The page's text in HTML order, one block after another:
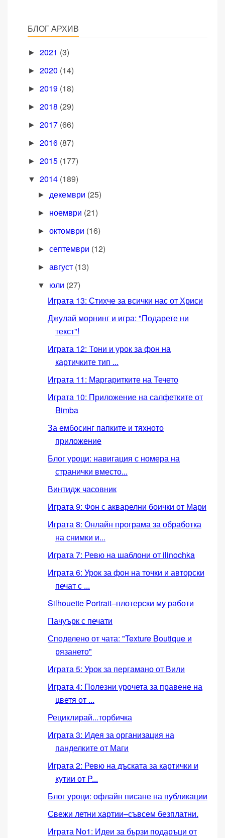
БЛОГ АРХИВ
► 2021 (3)
► 2020 (14)
► 2019 (18)
► 2018 (29)
► 2017 (66)
► 2016 (87)
► 2015 (177)
▼ 2014 (189)
► декември (25)
► ноември (21)
►октомври (16)
►септември (12)
►август (13)
▼ юли (27)
Играта 13: Стихче за всички нас от Хриси
Джулай морнинг и игра: "Подарете ни
текст"!
Играта 12: Тони и урок за фон на
картичките тип ...
Играта 11: Маргаритките на Течето
Играта 10: Приложение на салфетките от
Bimba
За ембосинг папките и тяхното
приложение
Блог уроци: навигация с номера на
странички вместо...
Винтидж часовник
Играта 9: Фон с акварелни боички от Мари
Играта 8: Онлайн програма за обработка
на снимки и...
Играта 7: Ревю на шаблони от ilinochka
Играта 6: Урок за фон на точки и авторски
печат с ...
Silhouette Portrait–плотерски му работи
Пачуърк с печати
Споделено от чата: "Texture Boutique и
рязането"
Играта 5: Урок за пергамано от Вили
Играта 4: Полезни урочета за правене на
цветя от ...
Рециклирай...торбичка
Играта 3: Идея за организация на
панделките от Маги
Играта 2: Ревю на дъската за картички и
кутии от P...
Блог уроци: офлайн писане на публикации
Свежи летни хартии–съвсем безплатни.
Играта No1: Идеи за бързи подаръци от